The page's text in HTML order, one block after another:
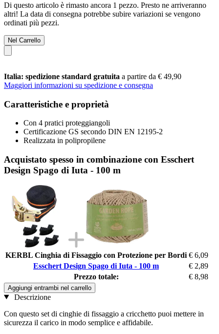
Di questo articolo è rimasto ancora 1 pezzo. Presto ne arriveranno
altri! La data di consegna potrebbe subire variazioni se vengono
ordinati più pezzi.
Nel Carrello
Italia: spedizione standard gratuita a partire da € 49,90
Maggiori informazioni su spedizione e consegna
Caratteristiche e proprietà
Con 4 pratici proteggiangoli
Certificazione GS secondo DIN EN 12195-2
Realizzata in polipropilene
Acquistato spesso in combinazione con Esschert
Design Spago di Iuta - 100 m
KERBL Cinghia di Fissaggio con Protezione per Bordi € 6,09
Esschert Design Spago di Iuta - 100 m
€ 2,89
Prezzo totale:
€ 8,98
Aggiungi entrambi nel carrello
Descrizione
Con questo set di cinghie di fissaggio a cricchetto puoi mettere in
sicurezza il carico in modo semplice e affidabile.